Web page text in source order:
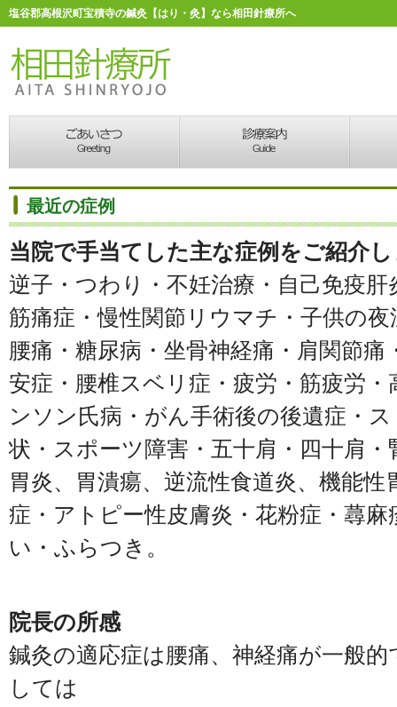
塩谷郡高根沢町宝積寺の鍼灸【はり・灸】なら相田針療所へ
最近の症例
当院で手当てした主な症例をご紹介
逆子・つわり・不妊治療・自己免疫
筋痛症・慢性関節リウマチ・子供の
腰痛・糖尿病・坐骨神経痛・肩関節痛
安症・腰椎スベリ症・疲労・筋疲労
ンソン氏病・がん手術後の後遺症・
状・スポーツ障害・五十肩・四十肩
胃炎、胃潰瘍、逆流性食道炎、機能性
症・アトピー性皮膚炎・花粉症・蕁
い・ふらつき。
院長の所感
鍼灸の適応症は腰痛、神経痛が一般
しては